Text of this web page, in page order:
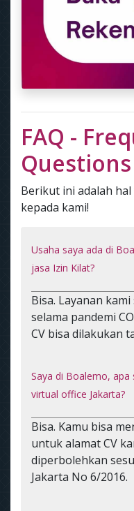
FAQ -
Questions
Berikut ini adalah
kepada kami!
Usaha saya ada di
jasa Izin Kilat?
Bisa. Layanan
selama pandemi
CV bisa dilakukan
Saya di Boalemo, apa
virtual office Jakarta?
Bisa. Kamu bisa
untuk alamat CV
diperbolehkan
Jakarta No 6/2016.